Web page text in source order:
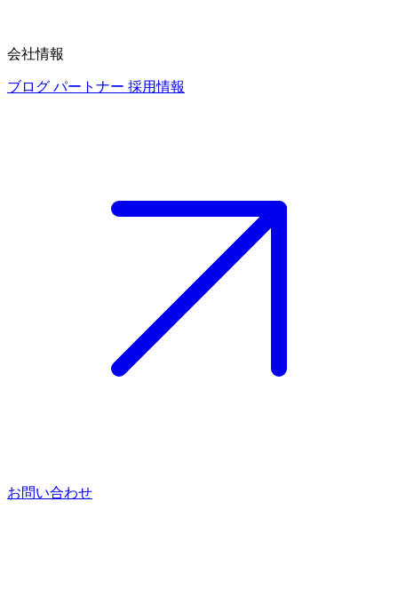
会社情報
ブログ パートナー 採用情報
お問い合わせ